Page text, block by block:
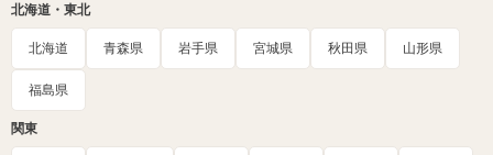
北海道・東北
北海道 青森県 岩手県 宮城県 秋田県 山形県
福島県
関東